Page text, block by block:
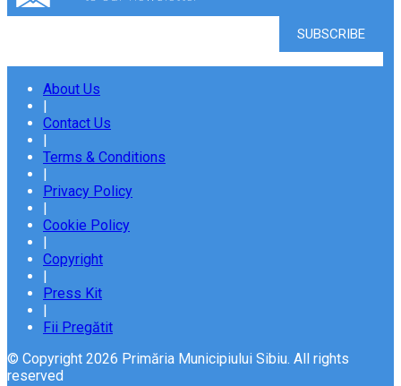
About Us
|
Contact Us
|
Terms & Conditions
|
Privacy Policy
|
Cookie Policy
|
Copyright
|
Press Kit
|
Fii Pregătit
© Copyright 2026 Primăria Municipiului Sibiu. All rights
reserved